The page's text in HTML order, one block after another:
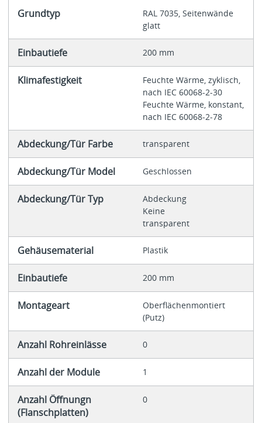
Grundtyp
RAL 7035, Seitenwände
glatt
Einbautiefe 200 mm
Klimafestigkeit
Feuchte Wärme, zyklisch,
nach IEC 60068-2-30
Feuchte Wärme, konstant,
nach IEC 60068-2-78
Abdeckung/Tür Farbe transparent
Abdeckung/Tür Model Geschlossen
Abdeckung/Tür Typ
Abdeckung
Keine
transparent
Gehäusematerial Plastik
Einbautiefe 200 mm
Montageart
Oberflächenmontiert
(Putz)
Anzahl Rohreinlässe 0
Anzahl der Module 1
Anzahl Öffnungn
(Flanschplatten)
0